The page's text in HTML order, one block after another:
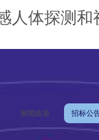
人体探测
新闻政策 招标公